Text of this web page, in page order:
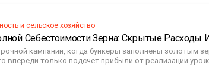
и сельское хозяйство
Себестоимости Зерна: Скрытые Расходы
кампании, когда бункеры заполнены золотым
впереди только подсчет прибыли от реализации